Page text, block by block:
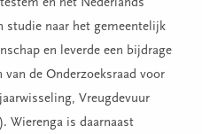
en het Nederlands
studie naar het gemeentelijk
en leverde een bijdrage
van de Onderzoeksraad voor
Vreugdevuur
Wierenga is daarnaast